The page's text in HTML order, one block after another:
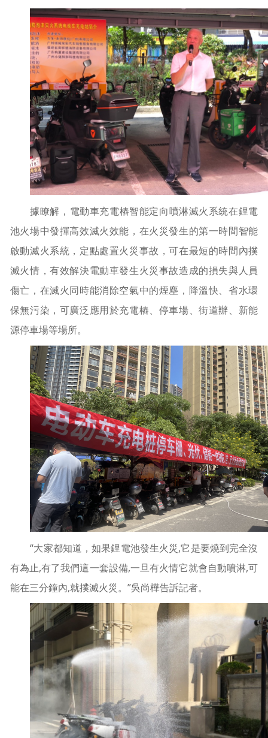
據瞭解，電動車充電樁智能定向噴淋滅火系統在鋰電
池火場中發揮高效滅火效能，在火災發生的第一時間智能
啟動滅火系統，定點處置火災事故，可在最短的時間內撲
滅火情，有效解決電動車發生火災事故造成的損失與人員
傷亡，在滅火同時能消除空氣中的煙塵，降溫快、省水環
保無污染，可廣泛應用於充電樁、停車場、街道辦、新能
源停車場等場所。
“大家都知道，如果鋰電池發生火災,它是要燒到完全沒
有為止,有了我們這一套設備,一旦有火情它就會自動噴淋,可
能在三分鐘內,就撲滅火災。”吳尚樺告訴記者。